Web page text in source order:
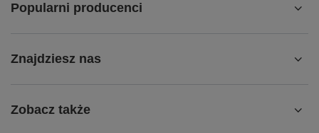
Popularni producenci
Znajdziesz nas
Zobacz także